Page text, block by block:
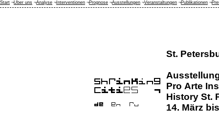
St.
Pro Arte
History St.
14. März
Start ¬Über uns ¬Analyse ¬ Interventionen ¬Prognose ¬Ausstellungen ¬Veranstaltungen ¬Publikationen ¬